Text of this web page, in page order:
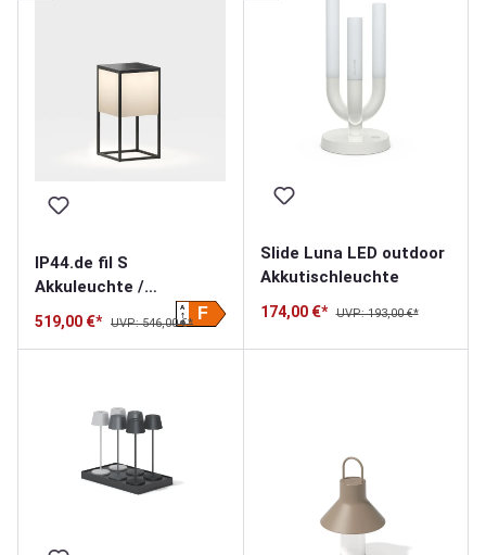
IP44.de fil S
Akkuleuchte /
Solarleuchte
519,00 €* UVP: 546,00 €*
F
A
G
Slide Luna LED outdoor
Akkutischleuchte
174,00 €* UVP: 193,00 €*